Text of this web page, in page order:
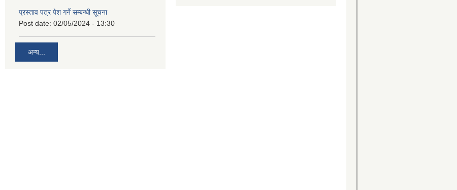
प्रस्ताव पत्र पेश गर्ने सम्बन्धी सूचना
Post date: 02/05/2024 - 13:30
अन्य...